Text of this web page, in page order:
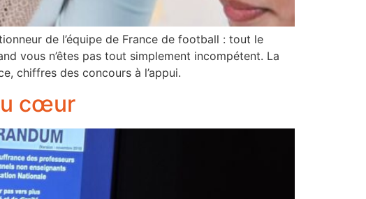
de l’équipe de France de football : tout le
vous n’êtes pas tout simplement incompétent. La
chiffres des concours à l’appui.
cœur